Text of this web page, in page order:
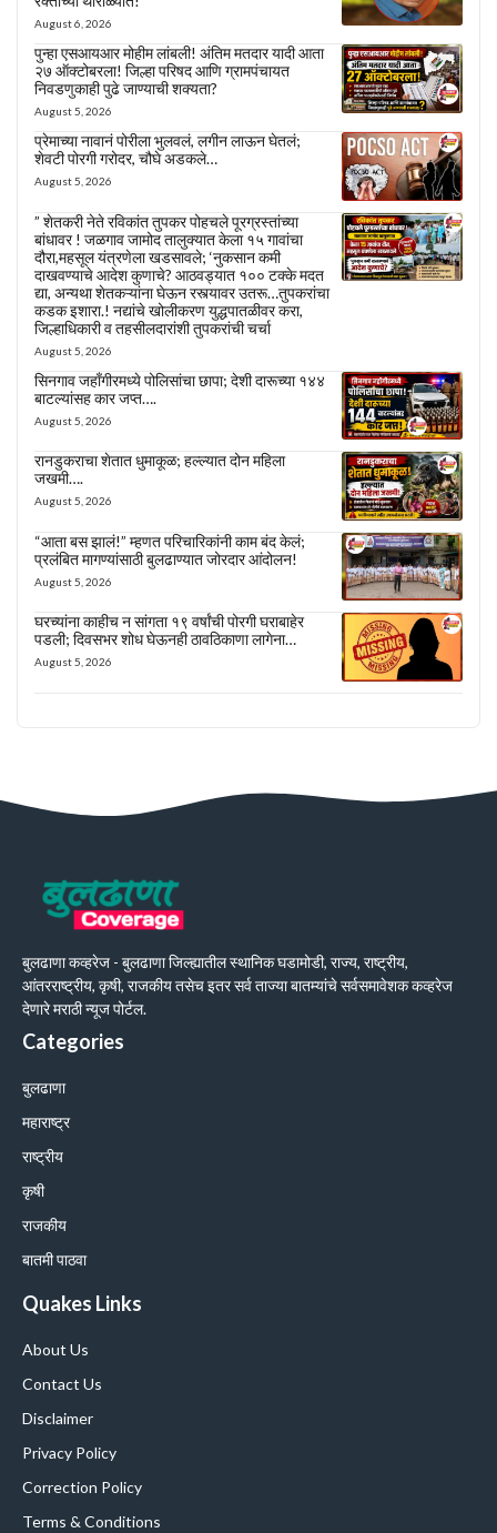
August 6, 2026
पुन्हा एसआयआर मोहीम लांबली! अंतिम मतदार यादी आता
२७ ऑक्टोबरला! जिल्हा परिषद आणि ग्रामपंचायत
निवडणुकाही पुढे जाण्याची शक्यता?
August 5, 2026
प्रेमाच्या नावानं पोरीला भुलवलं, लगीन लाऊन घेतलं;
शेवटी पोरगी गरोदर, चौघे अडकले…
August 5, 2026
” शेतकरी नेते रविकांत तुपकर पोहचले पूरग्रस्तांच्या
बांधावर ! जळगाव जामोद तालुक्यात केला १५ गावांचा
दौरा,महसूल यंत्रणेला खडसावले; ‘नुकसान कमी
दाखवण्याचे आदेश कुणाचे? आठवड्यात १०० टक्के मदत
द्या, अन्यथा शेतकऱ्यांना घेऊन रस्त्यावर उतरू…तुपकरांचा
कडक इशारा.! नद्यांचे खोलीकरण युद्धपातळीवर करा,
जिल्हाधिकारी व तहसीलदारांशी तुपकरांची चर्चा
August 5, 2026
सिनगाव जहाँगीरमध्ये पोलिसांचा छापा; देशी दारूच्या १४४
बाटल्यांसह कार जप्त….
August 5, 2026
रानडुकराचा शेतात धुमाकूळ; हल्ल्यात दोन महिला
जखमी….
August 5, 2026
“आता बस झालं!” म्हणत परिचारिकांनी काम बंद केलं;
प्रलंबित मागण्यांसाठी बुलढाण्यात जोरदार आंदोलन!
August 5, 2026
घरच्यांना काहीच न सांगता १९ वर्षांची पोरगी घराबाहेर
पडली; दिवसभर शोध घेऊनही ठावठिकाणा लागेना…
August 5, 2026
बुलढाणा कव्हरेज - बुलढाणा जिल्ह्यातील स्थानिक घडामोडी, राज्य, राष्ट्रीय,
आंतरराष्ट्रीय, कृषी, राजकीय तसेच इतर सर्व ताज्या बातम्यांचे सर्वसमावेशक कव्हरेज
देणारे मराठी न्यूज पोर्टल.
Categories
बुलढाणा
महाराष्ट्र
राष्ट्रीय
कृषी
राजकीय
बातमी पाठवा
Quakes Links
About Us
Contact Us
Disclaimer
Privacy Policy
Correction Policy
Terms & Conditions